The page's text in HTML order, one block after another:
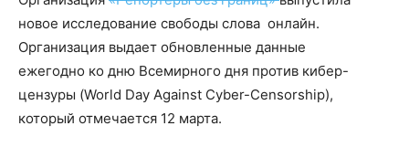
новое исследование свободы слова онлайн.
Организация выдает обновленные данные
ежегодно ко дню Всемирного дня против кибер-
цензуры (World Day Against Cyber-Censorship),
который отмечается 12 марта.